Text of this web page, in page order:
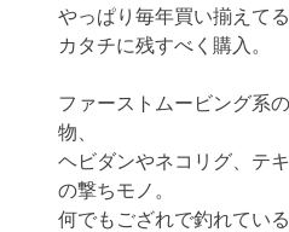
やっぱり毎年買い揃えて
カタチに残すべく購入。
ファーストムービング系
物、
ヘビダンやネコリグ、テ
の撃ちモノ。
何でもござれで釣れてい